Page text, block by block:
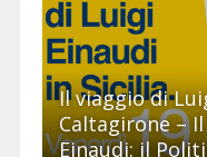
Il viaggio di
Caltagirone –
Einaudi: il